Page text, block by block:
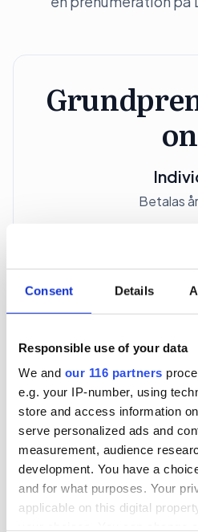
Consent Details
Responsible use of your data
We and our 116 partners
e.g. your IP-number, using
store and access information
serve personalized ads and
measurement, audience
development. You have a
and for what purposes. Your
applicable on this digital
on
Betalas
För en mottagare
40 utgåvor under ett
*Moms (6 %) ingår i alla priser.